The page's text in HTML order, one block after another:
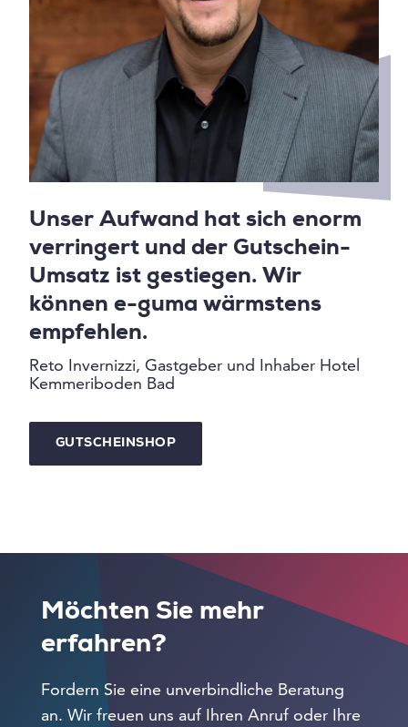
Unser Aufwand hat sich enorm
verringert und der Gutschein-
Umsatz ist gestiegen. Wir
können e-guma wärmstens
empfehlen.
Reto Invernizzi, Gastgeber und Inhaber Hotel
Kemmeriboden Bad
GUTSCHEINSHOP
Möchten Sie mehr
erfahren?
Fordern Sie eine unverbindliche Beratung
an. Wir freuen uns auf Ihren Anruf oder Ihre